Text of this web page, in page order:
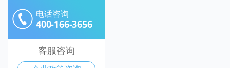
电话咨询
400-166-3656
客服咨询